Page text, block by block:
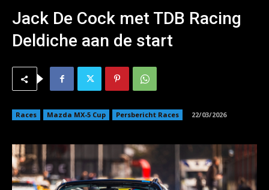
Jack De Cock met TDB Racing
Deldiche aan de start
Races Mazda MX-5 Cup Persbericht Races 22/03/2026